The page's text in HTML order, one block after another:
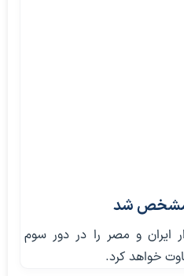
مشخص شد
ایران و مصر را در دور سوم
خواهد کرد.